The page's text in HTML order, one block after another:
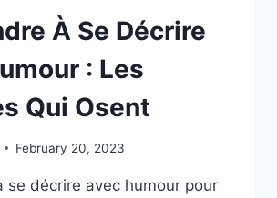
À Se Décrire
: Les
Qui Osent
February 20, 2023
se décrire avec humour pour